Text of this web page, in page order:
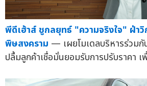
พีดีเฮ้าส์ ชูกลยุทธ์ "ความจริงใจ" ฝ่า
พิษสงคราม — เผยโมเดลบริหารร่วม
ปลื้มลูกค้าเชื่อมั่นยอมรับการปรับราคา เ